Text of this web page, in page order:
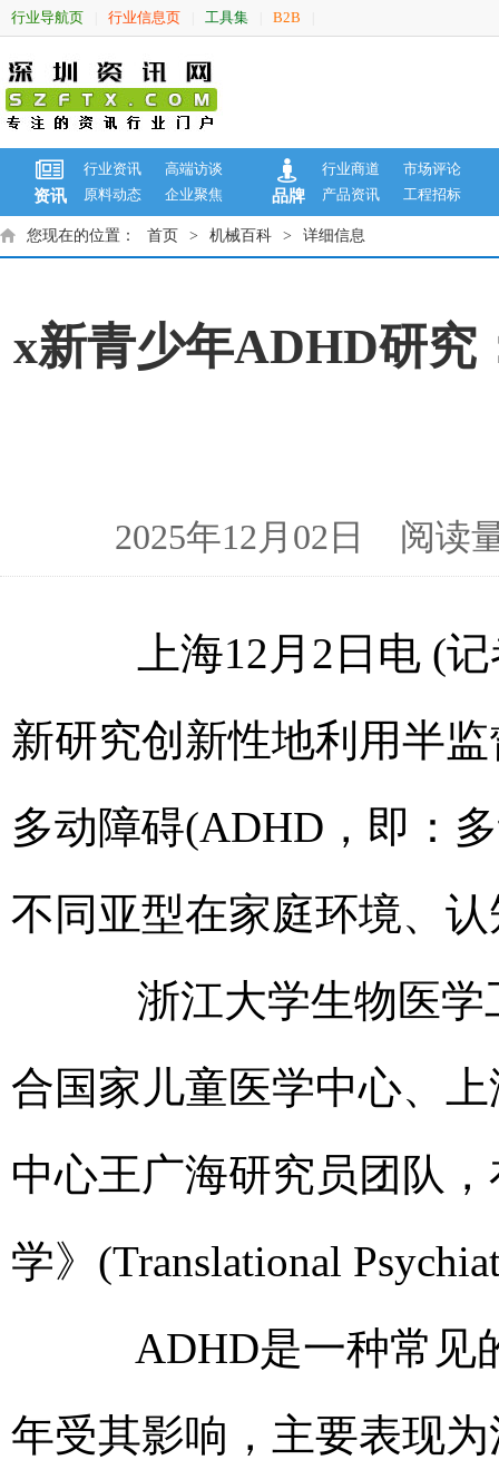
行业导航页 行业信息页 工具集 B2B
资讯
行业资讯
高端访谈
原料动态
企业聚焦 品牌
行业商道
市场评论
产品资讯
工程招标
您现在的位置： 首页 > 机械百科 > 详细信息
x新青少年ADHD研究
2025年12月02日 阅
上海12月2日电 (记
新研究创新性地利用半
多动障碍(ADHD，即：
不同亚型在家庭环境、
浙江大学生物医学
合国家儿童医学中心、
中心王广海研究员团队
学》(Translational
ADHD是一种常见的
年受其影响，主要表现